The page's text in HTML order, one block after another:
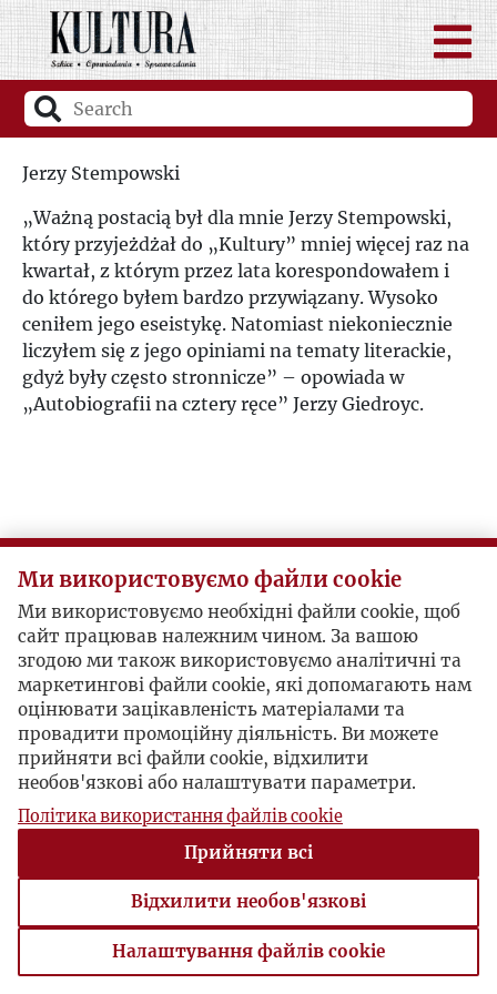
Jerzy Stempowski
„Ważną postacią był dla mnie Jerzy Stempowski,
który przyjeżdżał do „Kultury” mniej więcej raz na
kwartał, z którym przez lata korespondowałem i
do którego byłem bardzo przywiązany. Wysoko
ceniłem jego eseistykę. Natomiast niekoniecznie
liczyłem się z jego opiniami na tematy literackie,
gdyż były często stronnicze” – opowiada w
„Autobiografii na cztery ręce” Jerzy Giedroyc.
Ми використовуємо файли cookie
Ми використовуємо необхідні файли cookie, щоб
сайт працював належним чином. За вашою
згодою ми також використовуємо аналітичні та
маркетингові файли cookie, які допомагають нам
оцінювати зацікавленість матеріалами та
провадити промоційну діяльність. Ви можете
прийняти всі файли cookie, відхилити
необов'язкові або налаштувати параметри.
Політика використання файлів cookie
Прийняти всі
Відхилити необов'язкові
Налаштування файлів cookie
Налаштування файлів cookie